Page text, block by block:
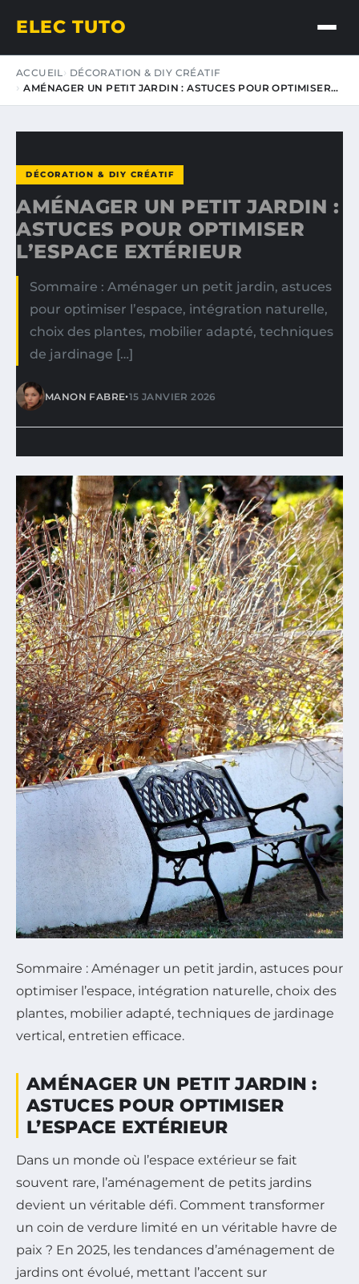
ELEC TUTO
ACCUEIL
DÉCORATION & DIY CRÉATIF
AMÉNAGER UN PETIT JARDIN : ASTUCES POUR OPTIMISER…
DÉCORATION & DIY CRÉATIF
AMÉNAGER UN PETIT JARDIN :
ASTUCES POUR OPTIMISER
L’ESPACE EXTÉRIEUR
Sommaire : Aménager un petit jardin, astuces
pour optimiser l’espace, intégration naturelle,
choix des plantes, mobilier adapté, techniques
de jardinage […]
MANON FABRE•15 JANVIER 2026
Sommaire : Aménager un petit jardin, astuces pour
optimiser l’espace, intégration naturelle, choix des
plantes, mobilier adapté, techniques de jardinage
vertical, entretien efficace.
AMÉNAGER UN PETIT JARDIN :
ASTUCES POUR OPTIMISER
L’ESPACE EXTÉRIEUR
Dans un monde où l’espace extérieur se fait
souvent rare, l’aménagement de petits jardins
devient un véritable défi. Comment transformer
un coin de verdure limité en un véritable havre de
paix ? En 2025, les tendances d’aménagement de
jardins ont évolué, mettant l’accent sur